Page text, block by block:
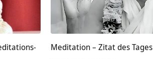
Meditation – Zitat des Tages